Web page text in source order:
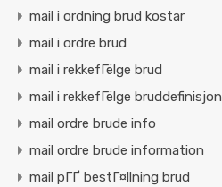
mail i ordning brud kostar
mail i ordre brud
mail i rekkefГёlge brud
mail i rekkefГёlge bruddefinisjon
mail ordre brude info
mail ordre brude information
mail pГҐ bestГ¤llning brud